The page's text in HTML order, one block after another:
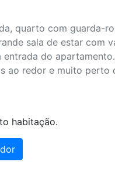
quarto com guarda-
sala de estar com
do
ao redor e muito perto
habitação.